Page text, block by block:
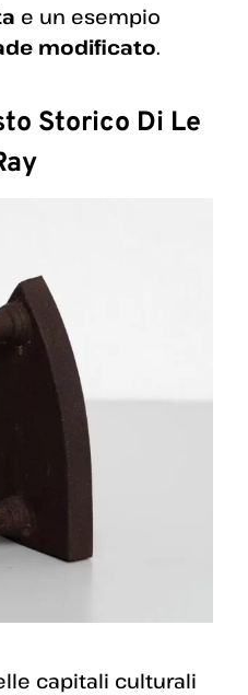
e un esempio
modificato.
Storico Di Le
capitali culturali